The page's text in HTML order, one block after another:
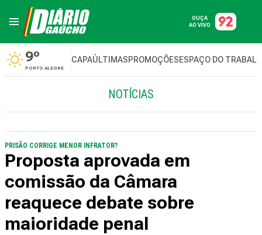
OUÇA
AO VIVO
9º
PORTO ALEGRE
CAPAÚLTIMASPROMOÇÕESESPAÇO DO
NOTÍCIAS
PRISÃO CORRIGE MENOR INFRATOR?
Proposta aprovada em
comissão da Câmara
reaquece debate sobre
maioridade penal